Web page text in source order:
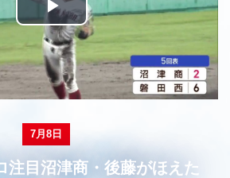
Play
Video
7月8日
注目沼津商・後藤がほえた